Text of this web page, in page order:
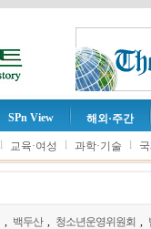
SPn View 해외·주간
l 교육·여성 l 과학·기술 l
백두산 청소년운영위원회